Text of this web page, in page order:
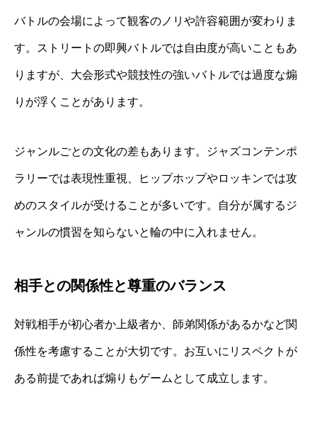
バトルの会場によって観客のノリや許容範囲が変わりま
す。ストリートの即興バトルでは自由度が高いこともあ
りますが、大会形式や競技性の強いバトルでは過度な煽
りが浮くことがあります。
ジャンルごとの文化の差もあります。ジャズコンテンポ
ラリーでは表現性重視、ヒップホップやロッキンでは攻
めのスタイルが受けることが多いです。自分が属するジ
ャンルの慣習を知らないと輪の中に入れません。
相手との関係性と尊重のバランス
対戦相手が初心者か上級者か、師弟関係があるかなど関
係性を考慮することが大切です。お互いにリスペクトが
ある前提であれば煽りもゲームとして成立します。